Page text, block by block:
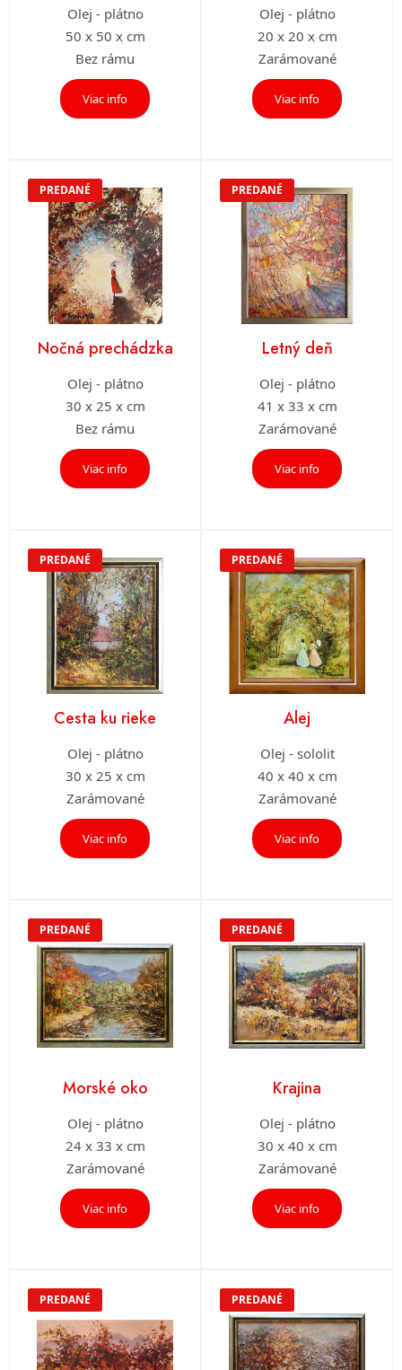
Olej - plátno
50 x 50 x cm
Bez rámu
Viac info
Olej - plátno
20 x 20 x cm
Zarámované
Viac info
PREDANÉ
Nočná prechádzka
Olej - plátno
30 x 25 x cm
Bez rámu
Viac info
PREDANÉ
Letný deň
Olej - plátno
41 x 33 x cm
Zarámované
Viac info
PREDANÉ
Cesta ku rieke
Olej - plátno
30 x 25 x cm
Zarámované
Viac info
PREDANÉ
Alej
Olej - sololit
40 x 40 x cm
Zarámované
Viac info
PREDANÉ
Morské oko
Olej - plátno
24 x 33 x cm
Zarámované
Viac info
PREDANÉ
Krajina
Olej - plátno
30 x 40 x cm
Zarámované
Viac info
PREDANÉ PREDANÉ